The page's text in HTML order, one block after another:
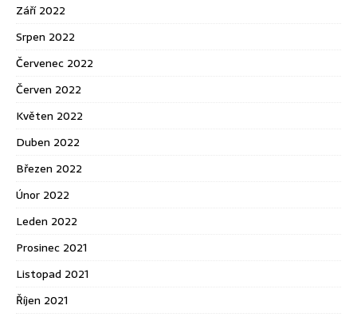
Září 2022
Srpen 2022
Červenec 2022
Červen 2022
Květen 2022
Duben 2022
Březen 2022
Únor 2022
Leden 2022
Prosinec 2021
Listopad 2021
Říjen 2021